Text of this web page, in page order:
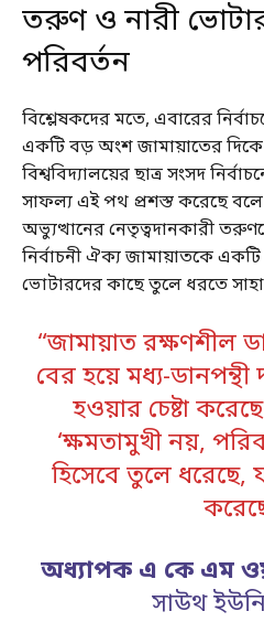
তরুণ ও নারী
পরিবর্তন
বিশ্লেষকদের মতে, এবারের
একটি বড় অংশ জামায়াতের দিকে
বিশ্ববিদ্যালয়ের ছাত্র সংসদ
সাফল্য এই পথ প্রশস্ত করেছে
অভ্যুত্থানের নেতৃত্বদানকারী
নির্বাচনী ঐক্য জামায়াতকে একটি
ভোটারদের কাছে তুলে ধরতে
“জামায়াত রক্ষণশীল
বের হয়ে মধ্য-
হওয়ার চেষ্টা
‘ক্ষমতামুখী নয়,
হিসেবে তুলে
অধ্যাপক এ কে এম
সাউথ